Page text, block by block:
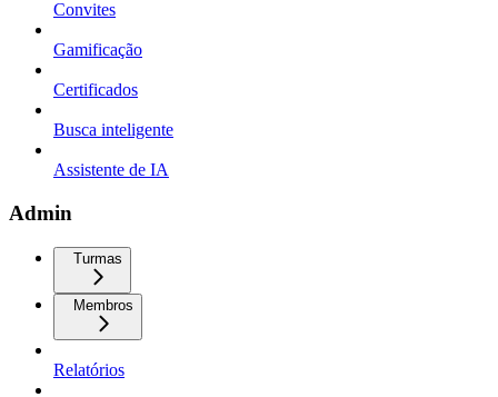
Convites
Gamificação
Certificados
Busca inteligente
Assistente de IA
Admin
Turmas
Membros
Relatórios